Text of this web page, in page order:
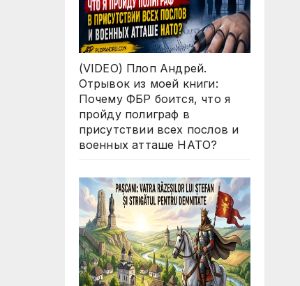
(VIDEO) Плоп Андрей.
Отрывок из моей книги:
Почему ФБР боится, что я
пройду полиграф в
присутствии всех послов и
военных атташе НАТО?